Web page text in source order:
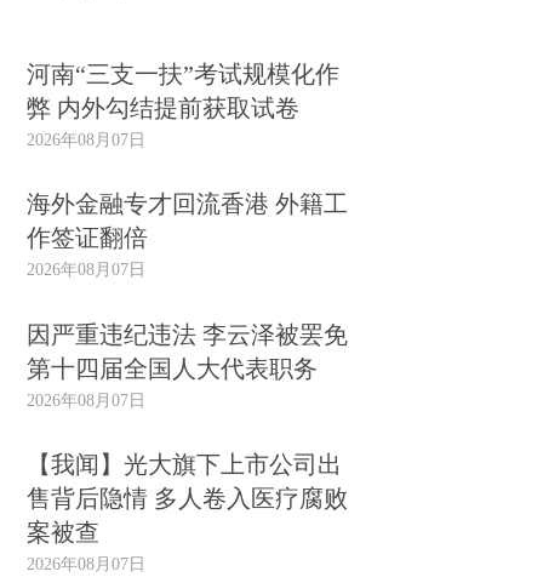
河南“三支一扶”考试规模化作
弊 内外勾结提前获取试卷
2026年08月07日
海外金融专才回流香港 外籍工
作签证翻倍
2026年08月07日
因严重违纪违法 李云泽被罢免
第十四届全国人大代表职务
2026年08月07日
【我闻】光大旗下上市公司出
售背后隐情 多人卷入医疗腐败
案被查
2026年08月07日